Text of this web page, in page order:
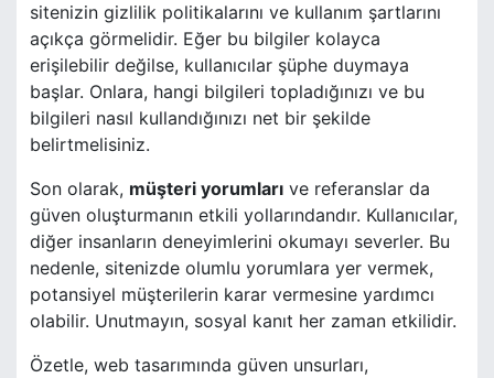
sitenizin gizlilik politikalarını ve kullanım şartlarını
açıkça görmelidir. Eğer bu bilgiler kolayca
erişilebilir değilse, kullanıcılar şüphe duymaya
başlar. Onlara, hangi bilgileri topladığınızı ve bu
bilgileri nasıl kullandığınızı net bir şekilde
belirtmelisiniz.
Son olarak, müşteri yorumları ve referanslar da
güven oluşturmanın etkili yollarındandır. Kullanıcılar,
diğer insanların deneyimlerini okumayı severler. Bu
nedenle, sitenizde olumlu yorumlara yer vermek,
potansiyel müşterilerin karar vermesine yardımcı
olabilir. Unutmayın, sosyal kanıt her zaman etkilidir.
Özetle, web tasarımında güven unsurları,